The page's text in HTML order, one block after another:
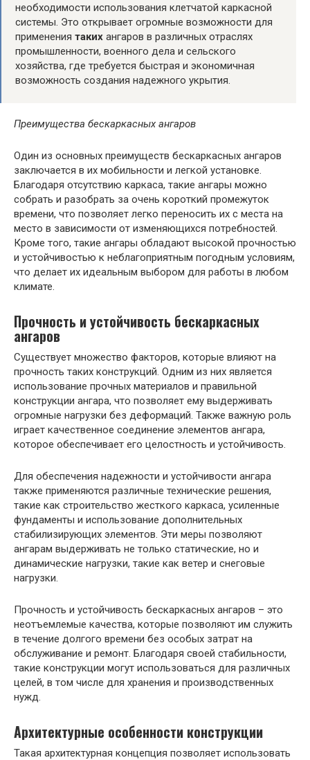
необходимости использования клетчатой каркасной
системы. Это открывает огромные возможности для
применения таких ангаров в различных отраслях
промышленности, военного дела и сельского
хозяйства, где требуется быстрая и экономичная
возможность создания надежного укрытия.
Преимущества бескаркасных ангаров
Один из основных преимуществ бескаркасных ангаров
заключается в их мобильности и легкой установке.
Благодаря отсутствию каркаса, такие ангары можно
собрать и разобрать за очень короткий промежуток
времени, что позволяет легко переносить их с места на
место в зависимости от изменяющихся потребностей.
Кроме того, такие ангары обладают высокой прочностью
и устойчивостью к неблагоприятным погодным условиям,
что делает их идеальным выбором для работы в любом
климате.
Прочность и устойчивость бескаркасных
ангаров
Существует множество факторов, которые влияют на
прочность таких конструкций. Одним из них является
использование прочных материалов и правильной
конструкции ангара, что позволяет ему выдерживать
огромные нагрузки без деформаций. Также важную роль
играет качественное соединение элементов ангара,
которое обеспечивает его целостность и устойчивость.
Для обеспечения надежности и устойчивости ангара
также применяются различные технические решения,
такие как строительство жесткого каркаса, усиленные
фундаменты и использование дополнительных
стабилизирующих элементов. Эти меры позволяют
ангарам выдерживать не только статические, но и
динамические нагрузки, такие как ветер и снеговые
нагрузки.
Прочность и устойчивость бескаркасных ангаров – это
неотъемлемые качества, которые позволяют им служить
в течение долгого времени без особых затрат на
обслуживание и ремонт. Благодаря своей стабильности,
такие конструкции могут использоваться для различных
целей, в том числе для хранения и производственных
нужд.
Архитектурные особенности конструкции
Такая архитектурная концепция позволяет использовать